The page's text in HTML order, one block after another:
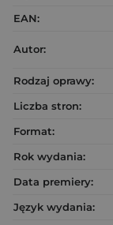
EAN:
Autor:
Rodzaj oprawy:
Liczba stron:
Format:
Rok wydania:
Data premiery:
Język wydania: